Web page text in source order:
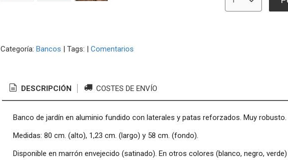
Categoría: Bancos | Tags: | Comentarios
DESCRIPCIÓN COSTES DE ENVÍO
Banco de jardín en aluminio fundido con laterales y patas reforzados. Muy robusto.
Medidas: 80 cm. (alto), 1,23 cm. (largo) y 58 cm. (fondo).
Disponible en marrón envejecido (satinado). En otros colores (blanco, negro, verde)